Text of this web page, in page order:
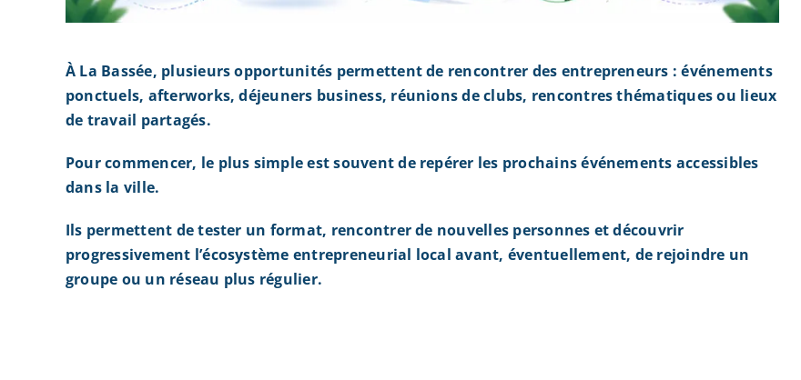
À La Bassée, plusieurs opportunités permettent de rencontrer des entrepreneurs : événements
ponctuels, afterworks, déjeuners business, réunions de clubs, rencontres thématiques ou lieux
de travail partagés.
Pour commencer, le plus simple est souvent de repérer les prochains événements accessibles
dans la ville.
Ils permettent de tester un format, rencontrer de nouvelles personnes et découvrir
progressivement l’écosystème entrepreneurial local avant, éventuellement, de rejoindre un
groupe ou un réseau plus régulier.